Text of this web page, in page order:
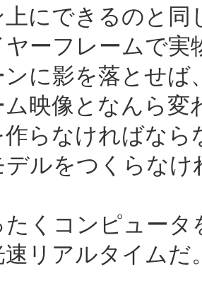
上にできるのと同
ヤーフレームで実
ンに影を落とせ
ム映像となんら
作らなければなら
デルをつくらな
たくコンピュー
速リアルタイムだ